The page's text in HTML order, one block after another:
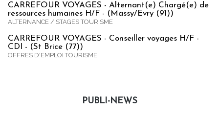
CARREFOUR VOYAGES - Alternant(e) Chargé(e) de
ressources humaines H/F - (Massy/Evry (91))
ALTERNANCE / STAGES TOURISME
CARREFOUR VOYAGES - Conseiller voyages H/F -
CDI - (St Brice (77))
OFFRES D'EMPLOI TOURISME
PUBLI-NEWS